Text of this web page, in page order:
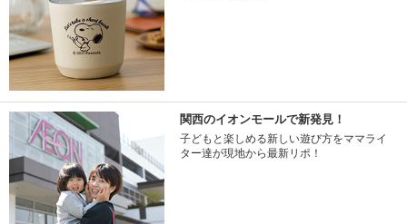
関西のイオンモールで新発見！
子どもと楽しめる新しい遊び方をママライ
ター達が現地から最新リポ！